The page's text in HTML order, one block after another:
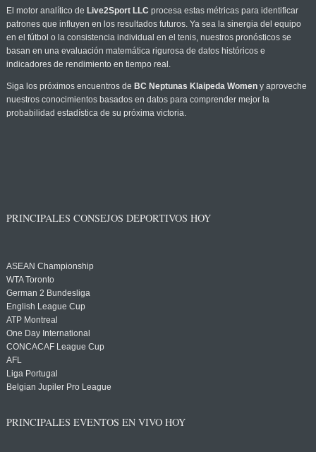
El motor analítico de Live2Sport LLC procesa estas métricas para identificar
patrones que influyen en los resultados futuros. Ya sea la sinergia del equipo
en el fútbol o la consistencia individual en el tenis, nuestros pronósticos se
basan en una evaluación matemática rigurosa de datos históricos e
indicadores de rendimiento en tiempo real.
Siga los próximos encuentros de BC Neptunas Klaipeda Womeny aproveche
nuestros conocimientos basados en datos para comprender mejor la
probabilidad estadística de su próxima victoria.
PRINCIPALES CONSEJOS DEPORTIVOS HOY
ASEAN Championship
WTA Toronto
German 2 Bundesliga
English League Cup
ATP Montreal
One Day International
CONCACAF League Cup
AFL
Liga Portugal
Belgian Jupiler Pro League
PRINCIPALES EVENTOS EN VIVO HOY